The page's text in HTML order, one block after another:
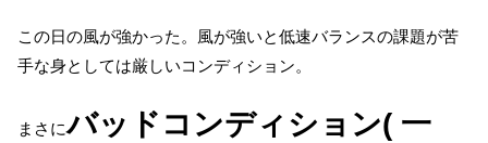
この日の風が強かった。風が強いと低速バランスの課題が苦
手な身としては厳しいコンディション。
まさにバッドコンディション( 一